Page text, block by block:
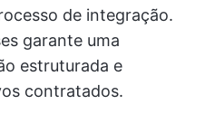
de integração.
garante uma
estruturada e
contratados.